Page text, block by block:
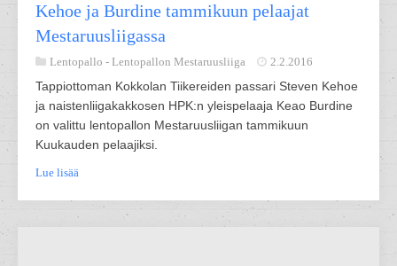
Kehoe ja Burdine tammikuun pelaajat
Mestaruusliigassa
Lentopallo - Lentopallon Mestaruusliiga 2.2.2016
Tappiottoman Kokkolan Tiikereiden passari Steven Kehoe
ja naistenliigakakkosen HPK:n yleispelaaja Keao Burdine
on valittu lentopallon Mestaruusliigan tammikuun
Kuukauden pelaajiksi.
Lue lisää